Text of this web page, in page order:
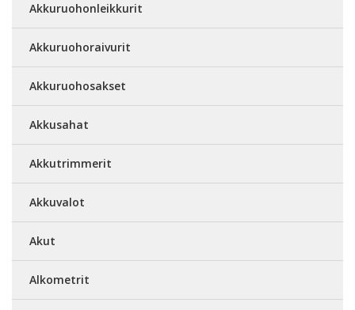
Akkuruohonleikkurit
Akkuruohoraivurit
Akkuruohosakset
Akkusahat
Akkutrimmerit
Akkuvalot
Akut
Alkometrit